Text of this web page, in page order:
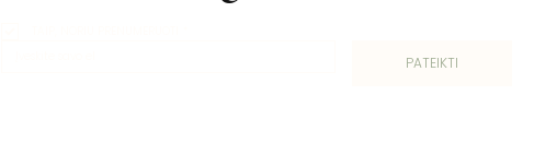
PATEIKTI